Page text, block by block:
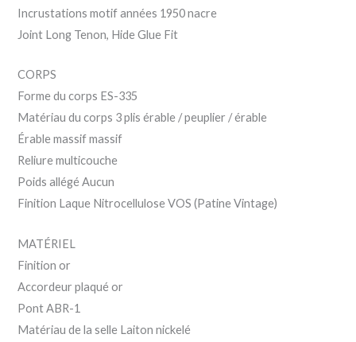
Incrustations motif années 1950 nacre
Joint Long Tenon, Hide Glue Fit
CORPS
Forme du corps ES-335
Matériau du corps 3 plis érable / peuplier / érable
Érable massif massif
Reliure multicouche
Poids allégé Aucun
Finition Laque Nitrocellulose VOS (Patine Vintage)
MATÉRIEL
Finition or
Accordeur plaqué or
Pont ABR-1
Matériau de la selle Laiton nickelé